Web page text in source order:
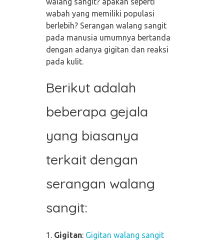
wabah yang memiliki populasi
berlebih? Serangan walang sangit
pada manusia umumnya bertanda
dengan adanya gigitan dan reaksi
pada kulit.
Berikut adalah
beberapa gejala
yang biasanya
terkait dengan
serangan walang
sangit:
Gigitan: Gigitan walang sangit